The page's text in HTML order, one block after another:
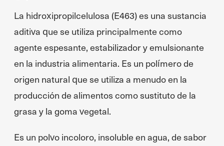
La hidroxipropilcelulosa (E463) es una sustancia
aditiva que se utiliza principalmente como
agente espesante, estabilizador y emulsionante
en la industria alimentaria. Es un polímero de
origen natural que se utiliza a menudo en la
producción de alimentos como sustituto de la
grasa y la goma vegetal.
Es un polvo incoloro, insoluble en agua, de sabor